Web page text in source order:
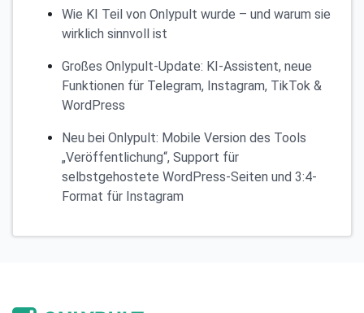
Wie KI Teil von Onlypult wurde – und warum sie
wirklich sinnvoll ist
Großes Onlypult-Update: KI-Assistent, neue
Funktionen für Telegram, Instagram, TikTok &
WordPress
Neu bei Onlypult: Mobile Version des Tools
„Veröffentlichung“, Support für
selbstgehostete WordPress-Seiten und 3:4-
Format für Instagram